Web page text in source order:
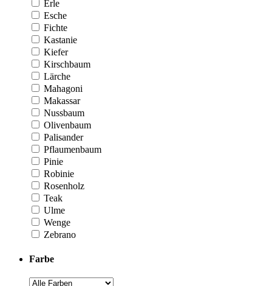
Erle
Esche
Fichte
Kastanie
Kiefer
Kirschbaum
Lärche
Mahagoni
Makassar
Nussbaum
Olivenbaum
Palisander
Pflaumenbaum
Pinie
Robinie
Rosenholz
Teak
Ulme
Wenge
Zebrano
Farbe